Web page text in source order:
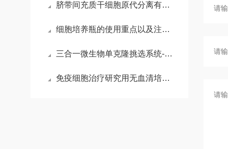
脐带间充质干细胞原代分离有困难？不妨看看这篇文章......
细胞培养瓶的使用重点以及注意事项
三合一微生物单克隆挑选系统-英诺维尔
免疫细胞治疗研究用无血清培养液——ALyS™ 505N